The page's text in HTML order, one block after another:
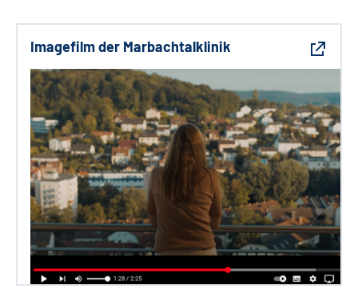
Imagefilm der Marbachtalklinik